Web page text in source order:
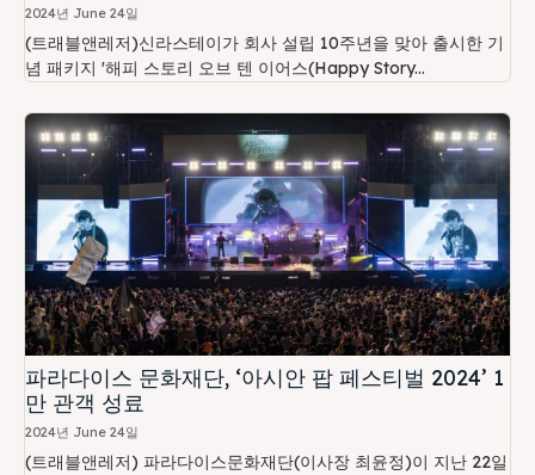
2024년 June 24일
(트래블앤레저)신라스테이가 회사 설립 10주년을 맞아 출시한 기
념 패키지 '해피 스토리 오브 텐 이어스(Happy Story...
파라다이스 문화재단, ‘아시안 팝 페스티벌 2024’ 1
만 관객 성료
2024년 June 24일
(트래블앤레저) 파라다이스문화재단(이사장 최윤정)이 지난 22일